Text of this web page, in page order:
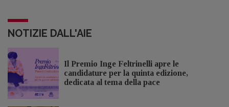
NOTIZIE DALL'AIE
Il Premio Inge Feltrinelli apre le
candidature per la quinta edizione,
dedicata al tema della pace